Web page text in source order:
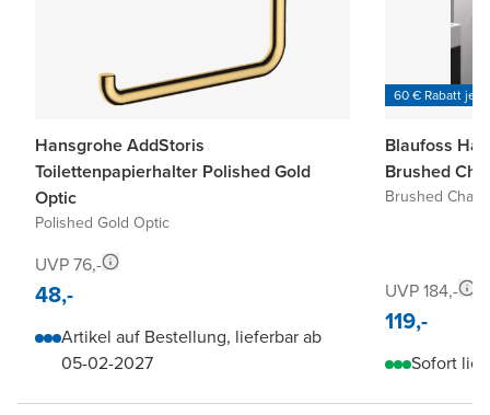
Hansgrohe AddStoris
Toilettenpapierhalter Polished Gold
Optic
Polished Gold Optic
UVP 76,-
48,-
Artikel auf Bestellung, lieferbar ab
05-02-2027
60 € Rabatt je
Blaufoss
Brushed
Brushed
UVP 184,-
119,-
Sofort